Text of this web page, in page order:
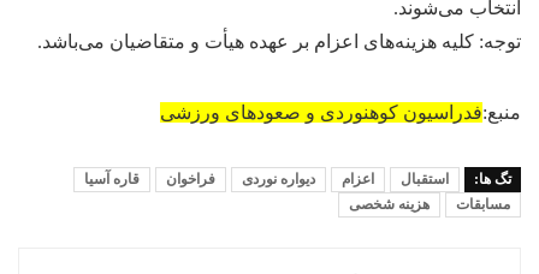
انتخاب می‌شوند.
توجه: کلیه هزینه‌های اعزام بر عهده هیأت و متقاضیان می‌باشد.
منبع:فدراسیون کوهنوردی و صعودهای ورزشی
تگ ها: استقبال اعزام دیواره نوردی فراخوان
قاره آسیا
مسابقات
هزینه شخصی